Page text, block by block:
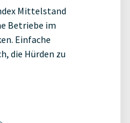
Mittelstand
Betriebe im
Einfache
die Hürden zu